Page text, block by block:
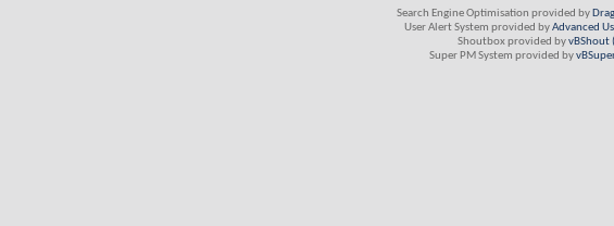
Search Engine Optimisation provided by
User Alert System provided byAdvanced
Shoutbox provided byvBShout
Super PM System provided by